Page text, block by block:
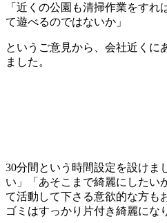
「近くの公園も清掃作業をす
て遊べるのではないか」
というご意見から、会社近くに
ました。
30分間という時間設定を設けま
い」「あそこまで綺麗にしたい
て活動して下さる意欲的な方も
ゴミはすっかり片付き綺麗にな